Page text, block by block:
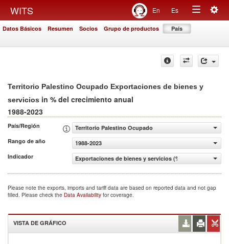
WITS En Es
Toggle
Datos Básicos Resumen Socios Grupo de productos País
Territorio Palestino Ocupado Exportaciones de bienes y
servicios in % del crecimiento anual
1988-2023
País/Región
Territorio Palestino Ocupado
Rango de año
1988-2023
Indicador
Exportaciones de bienes y servicios (% del crecimiento
Please note the exports, imports and tariff data are based on reported data and not gap
filled. Please check the Data Availability for coverage.
VISTA DE GRÁFICO